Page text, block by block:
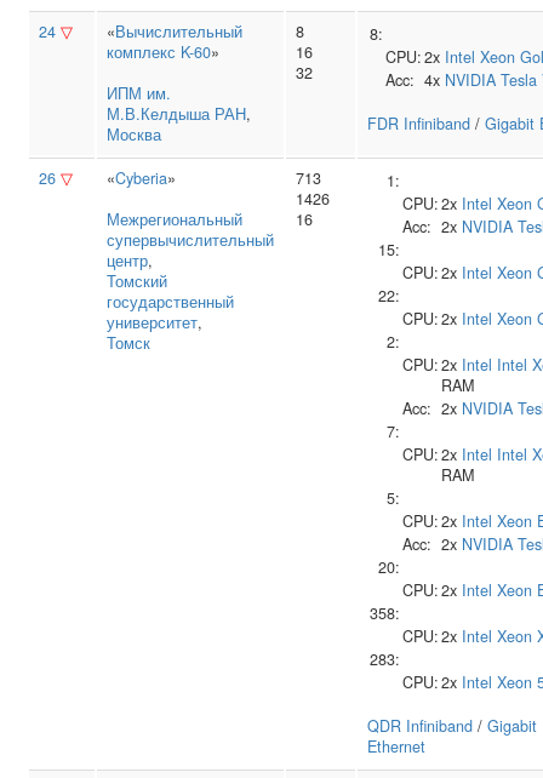
24 ▽ «Вычислительный
комплекс K-60»
ИПМ им.
М.В.Келдыша РАН,
Москва
8
16
32
8:
CPU:2x Intel Xeon
Acc: 4x NVIDIA Tesla
FDR Infiniband / Gigabit
26 ▽ «Cyberia»
Межрегиональный
супервычислительный
центр,
Томский
государственный
университет,
Томск
713
1426
16
1:
CPU:2x Intel Xeon
Acc: 2x NVIDIA
15:
CPU:2x Intel Xeon
22:
CPU:2x Intel Xeon
2:
CPU:2x Intel Intel
RAM
Acc: 2x NVIDIA
7:
CPU:2x Intel Intel
RAM
5:
CPU:2x Intel Xeon
Acc: 2x NVIDIA
20:
CPU:2x Intel Xeon
358:
CPU:2x Intel Xeon
283:
CPU:2x Intel Xeon
QDR Infiniband / Gigabit
Ethernet